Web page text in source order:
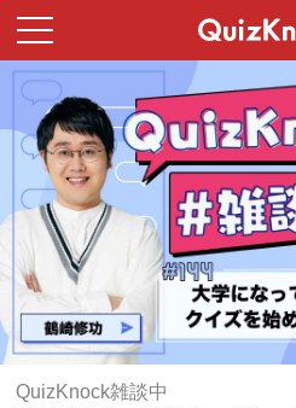
QuizKnock雑談中